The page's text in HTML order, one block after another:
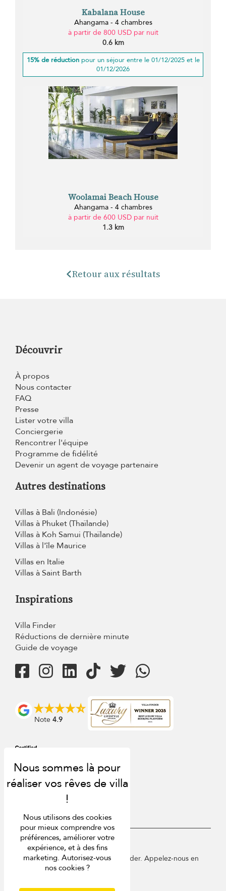
Kabalana House
Ahangama - 4 chambres
à partir de 800 USD par nuit
0.6 km
15% de réductionpour un séjour entre le 01/12/2025 et le
01/12/2026
Woolamai Beach House
Ahangama - 4 chambres
à partir de 600 USD par nuit
1.3 km
Retour aux résultats
Découvrir
À propos
Nous contacter
FAQ
Presse
Lister votre villa
Conciergerie
Rencontrer l'équipe
Programme de fidélité
Devenir un agent de voyage partenaire
Autres destinations
Villas à Bali (Indonésie)
Villas à Phuket (Thaïlande)
Villas à Koh Samui (Thaïlande)
Villas à l'île Maurice
Villas en Italie
Villas à Saint Barth
Inspirations
Villa Finder
Réductions de dernière minute
Guide de voyage
Note 4.9
USD $ fr Français
Copyright © 2026 Sri Lanka Villa Finder. Appelez-nous en
France au 01 78 90 04 96.
Nous utilisons des cookies
pour mieux comprendre vos
préférences, améliorer votre
expérience, et à des fins
marketing. Autorisez-vous
nos cookies ?